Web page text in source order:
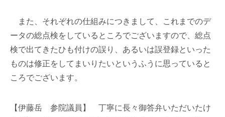
また、それぞれの仕組みにつきまして、これまでのデ
ータの総点検をしているところでございますので、総点
検で出てきたひも付けの誤り、あるいは誤登録といった
ものは修正をしてまいりたいというふうに思っていると
ころでございます。
【伊藤岳 参院議員】 丁寧に長々御答弁いただいたけ